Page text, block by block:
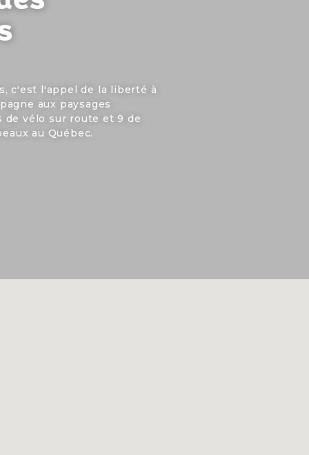
c'est l'appel de la liberté à
aux paysages
de vélo sur route et 9 de
au Québec.